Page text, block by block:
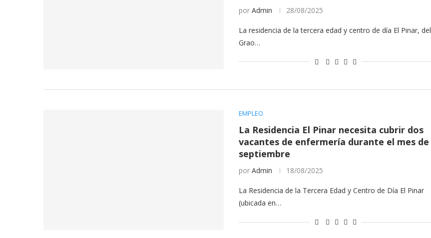
por Admin 28/08/2025
La residencia de la tercera edad y centro de día El Pinar, del
Grao…
EMPLEO
La Residencia El Pinar necesita cubrir dos
vacantes de enfermería durante el mes de
septiembre
por Admin 18/08/2025
La Residencia de la Tercera Edad y Centro de Día El Pinar
(ubicada en…